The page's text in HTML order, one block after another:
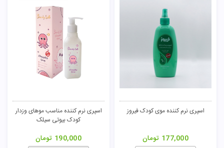
اسپری نرم کننده موی کودک فیروز
177,000 تومان
اسپری نرم کننده مناسب موهای وزدار
کودک بیوتی سیلک
190,000 تومان